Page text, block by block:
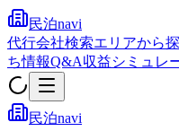
民泊navi
代行会社検索エリアから
ち情報Q&A収益シミュレ
民泊navi